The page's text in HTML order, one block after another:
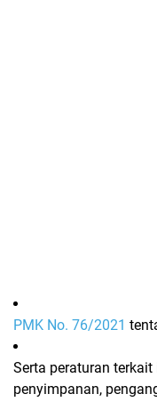
PMK No. 76/2021
Serta peraturan
penyimpanan,